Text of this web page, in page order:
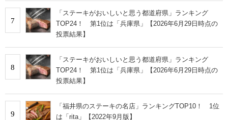
7
「ステーキがおいしいと思う都道府県」ランキング
TOP24！ 第1位は「兵庫県」【2026年6月29日時点の
投票結果】
8
「ステーキがおいしいと思う都道府県」ランキング
TOP24！ 第1位は「兵庫県」【2026年6月29日時点の
投票結果】
9
「福井県のステーキの名店」ランキングTOP10！ 1位
は「rita」【2022年9月版】